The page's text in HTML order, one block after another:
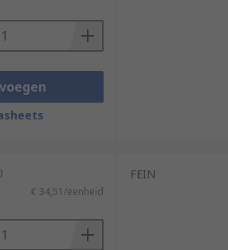
€ 34,51/eenheid
FEIN